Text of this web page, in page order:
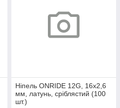
Ніпель ONRIDE 12G, 16x2,6
мм, латунь, сріблястий (100
шт.)